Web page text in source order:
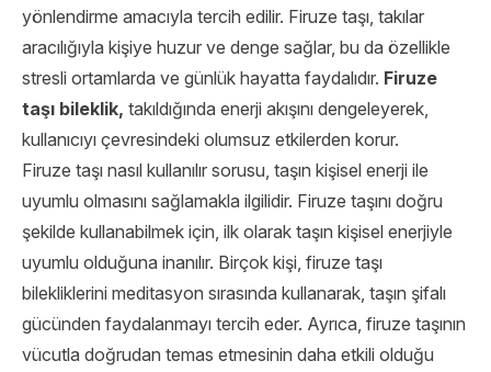
yönlendirme amacıyla tercih edilir. Firuze taşı, takılar
aracılığıyla kişiye huzur ve denge sağlar, bu da özellikle
stresli ortamlarda ve günlük hayatta faydalıdır. Firuze
taşı bileklik, takıldığında enerji akışını dengeleyerek,
kullanıcıyı çevresindeki olumsuz etkilerden korur.
Firuze taşı nasıl kullanılır sorusu, taşın kişisel enerji ile
uyumlu olmasını sağlamakla ilgilidir. Firuze taşını doğru
şekilde kullanabilmek için, ilk olarak taşın kişisel enerjiyle
uyumlu olduğuna inanılır. Birçok kişi, firuze taşı
bilekliklerini meditasyon sırasında kullanarak, taşın şifalı
gücünden faydalanmayı tercih eder. Ayrıca, firuze taşının
vücutla doğrudan temas etmesinin daha etkili olduğu